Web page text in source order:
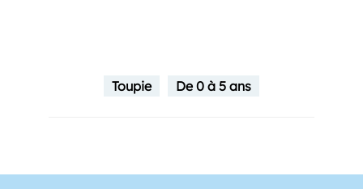
Toupie De 0 à 5 ans